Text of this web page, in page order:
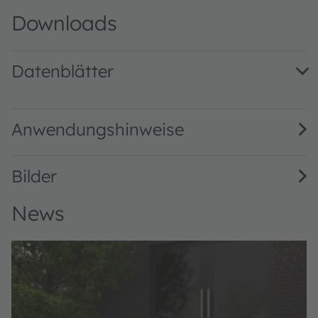
Downloads
Datenblätter
Anwendungshinweise
Bilder
News